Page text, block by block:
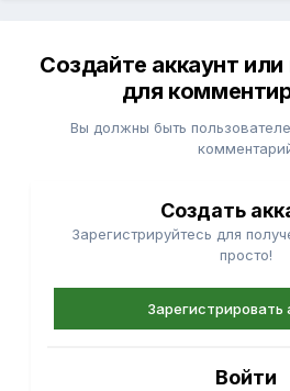
Создайте аккаунт или
для
Вы должны быть
Создать
Зарегистрируйтесь для
просто!
Зарегистрировать
Войти